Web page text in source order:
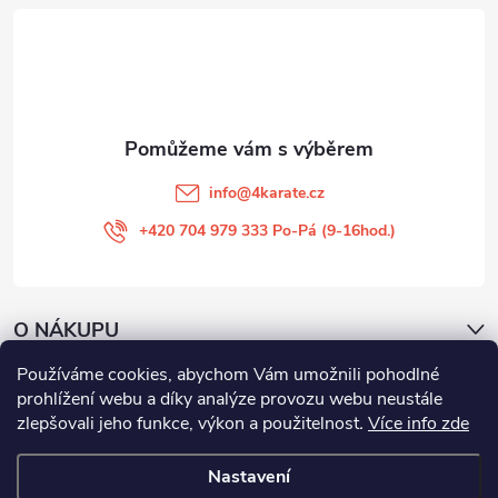
Používáme cookies, abychom Vám umožnili pohodlné
prohlížení webu a díky analýze provozu webu neustále
zlepšovali jeho funkce, výkon a použitelnost. Více info zde
Nastavení
info@4karate.cz
+420 704 979 333 Po-Pá (9-16hod.)
O NÁKUPU
Facebook